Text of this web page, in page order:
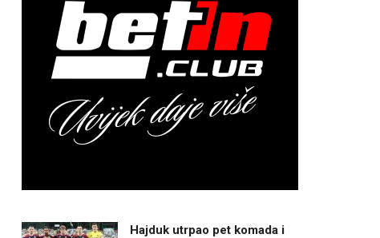
Hajduk utrpao pet komada i